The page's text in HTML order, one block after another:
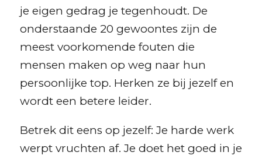
je eigen gedrag je tegenhoudt. De
onderstaande 20 gewoontes zijn de
meest voorkomende fouten die
mensen maken op weg naar hun
persoonlijke top. Herken ze bij jezelf en
wordt een betere leider.
Betrek dit eens op jezelf: Je harde werk
werpt vruchten af. Je doet het goed in je